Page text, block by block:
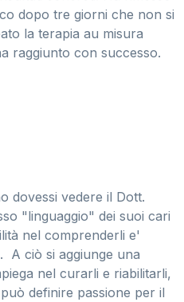
dopo tre giorni che non si
la terapia au misura
raggiunto con successo.
dovessi vedere il Dott.
"linguaggio" dei suoi cari
nel comprenderli e'
A ciò si aggiunge una
nel curarli e riabilitarli,
definire passione per il